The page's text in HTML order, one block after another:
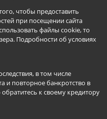
чтобы предоставить
при посещении сайта
файлы cookie, то
Подробности об условиях
в том числе
и повторное банкротство в
к своему кредитору